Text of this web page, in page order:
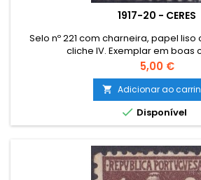
1917-20 - CERES
Selo nº 221 com charneira, papel
cliche IV. Exemplar em boas
Preço
5,00 €
 Adicionar ao
 Disponível